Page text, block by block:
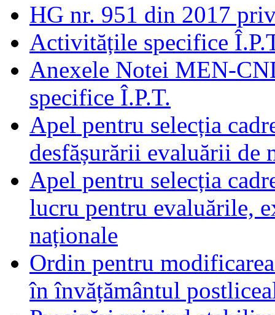
HG nr. 951 din 2017
Activitățile specifice
Anexele Notei MEN-
specifice Î.P.T.
Apel pentru selecția
desfășurării evaluării de
Apel pentru selecția
lucru pentru evaluările,
naționale
Ordin pentru
în învățământul